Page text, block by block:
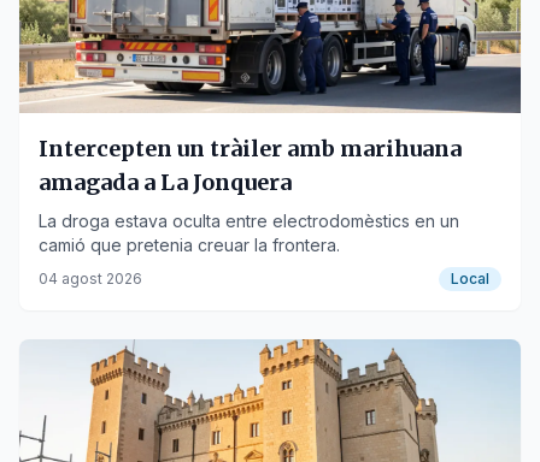
Intercepten un tràiler amb marihuana
amagada a La Jonquera
La droga estava oculta entre electrodomèstics en un
camió que pretenia creuar la frontera.
04 agost 2026 Local